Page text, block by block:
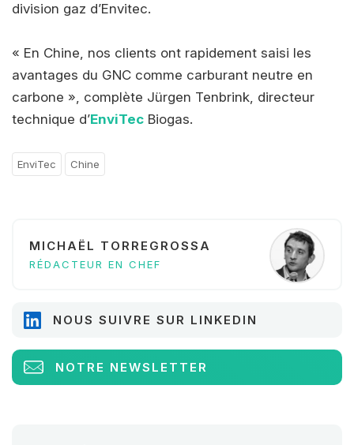
division gaz d’Envitec.
« En Chine, nos clients ont rapidement saisi les
avantages du GNC comme carburant neutre en
carbone », complète Jürgen Tenbrink, directeur
technique d’EnviTec Biogas.
EnviTec Chine
MICHAËL TORREGROSSA
RÉDACTEUR EN CHEF
NOUS SUIVRE SUR LINKEDIN
NOTRE NEWSLETTER